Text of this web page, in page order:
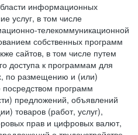
информационных
услуг, в том числе
телекоммуникационной
собственных программ
сайтов, в том числе путем
доступа к программам для
по размещению и (или)
программ
предложений, объявлений
товаров (работ, услуг),
прав и цифровых валют,